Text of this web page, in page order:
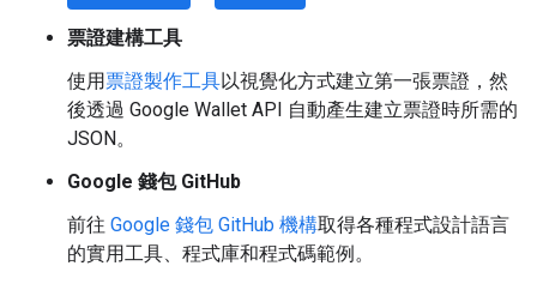
票證建構工具
使用票證製作工具以視覺化方式建立第一張票證，然
後透過 Google Wallet API 自動產生建立票證時所需的
JSON。
Google 錢包 GitHub
前往 Google 錢包 GitHub 機構取得各種程式設計語言
的實用工具、程式庫和程式碼範例。